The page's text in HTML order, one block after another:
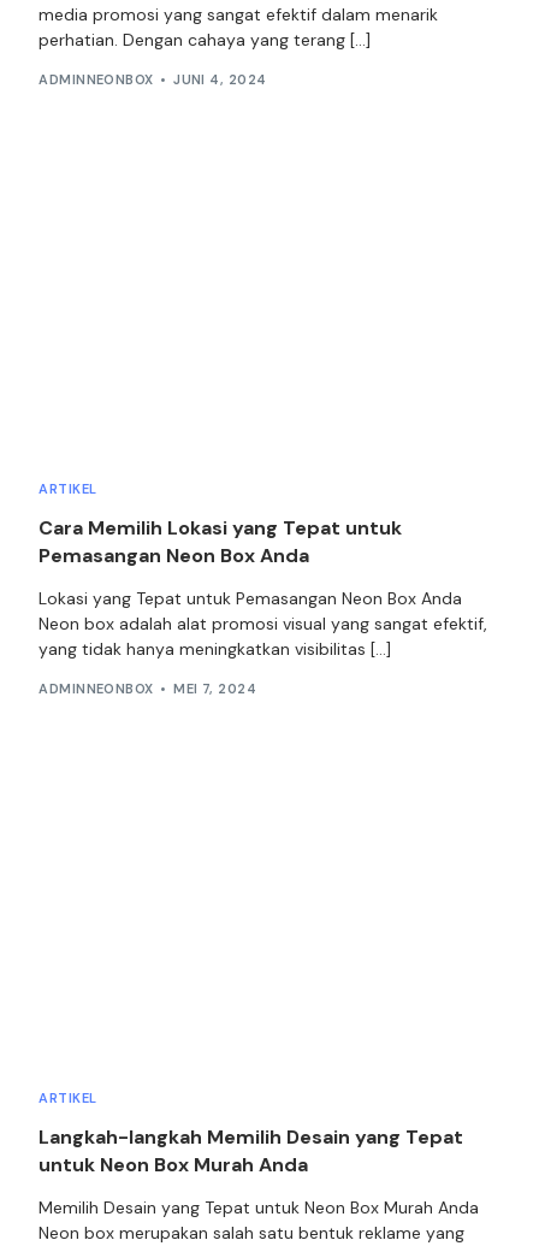
media promosi yang sangat efektif dalam menarik
perhatian. Dengan cahaya yang terang […]
ADMINNEONBOX JUNI 4, 2024
ARTIKEL
Cara Memilih Lokasi yang Tepat untuk
Pemasangan Neon Box Anda
Lokasi yang Tepat untuk Pemasangan Neon Box Anda
Neon box adalah alat promosi visual yang sangat efektif,
yang tidak hanya meningkatkan visibilitas […]
ADMINNEONBOX MEI 7, 2024
ARTIKEL
Langkah-langkah Memilih Desain yang Tepat
untuk Neon Box Murah Anda
Memilih Desain yang Tepat untuk Neon Box Murah Anda
Neon box merupakan salah satu bentuk reklame yang